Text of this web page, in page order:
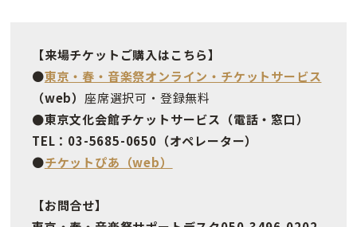
【来場チケットご購入はこちら】
●東京・春・音楽祭オンライン・チケットサービス
（web） 座席選択可・登録無料
●東京文化会館チケットサービス（電話・窓口）
TEL：03-5685-0650（オペレーター）
●チケットぴあ（web）
【お問合せ】